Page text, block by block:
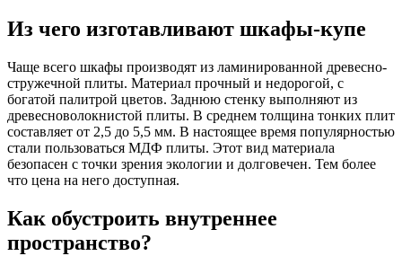
Из чего изготавливают шкафы-купе
Чаще всего шкафы производят из ламинированной древесно-
стружечной плиты. Материал прочный и недорогой, с
богатой палитрой цветов. Заднюю стенку выполняют из
древесноволокнистой плиты. В среднем толщина тонких плит
составляет от 2,5 до 5,5 мм. В настоящее время популярностью
стали пользоваться МДФ плиты. Этот вид материала
безопасен с точки зрения экологии и долговечен. Тем более
что цена на него доступная.
Как обустроить внутреннее
пространство?